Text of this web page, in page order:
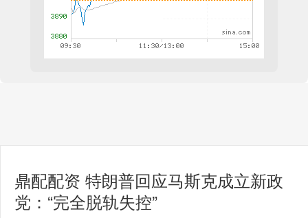
鼎配配资 特朗普回应马斯克成立新政
党：“完全脱轨失控”